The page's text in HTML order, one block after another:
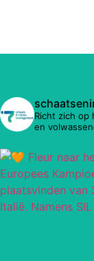
Richt zich op
en